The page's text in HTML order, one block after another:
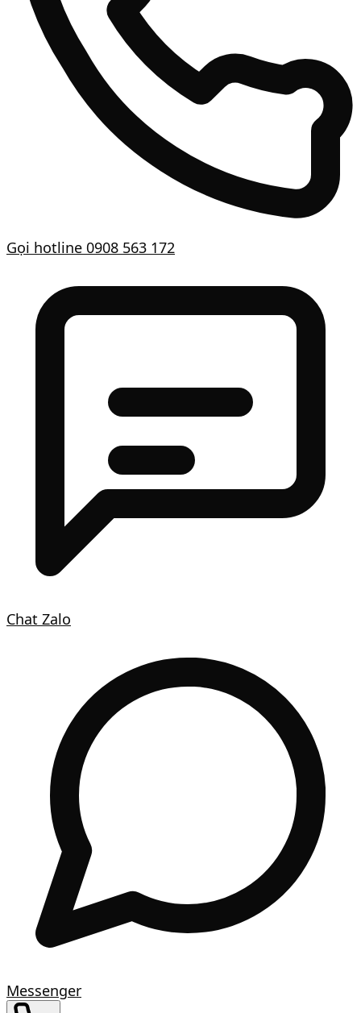
Gọi hotline 0908 563 172
Chat Zalo
Messenger